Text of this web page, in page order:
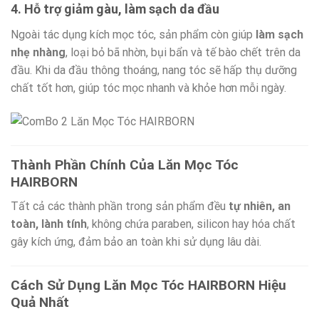
4. Hỗ trợ giảm gàu, làm sạch da đầu
Ngoài tác dụng kích mọc tóc, sản phẩm còn giúp làm sạch
nhẹ nhàng, loại bỏ bã nhờn, bụi bẩn và tế bào chết trên da
đầu. Khi da đầu thông thoáng, nang tóc sẽ hấp thụ dưỡng
chất tốt hơn, giúp tóc mọc nhanh và khỏe hơn mỗi ngày.
Thành Phần Chính Của Lăn Mọc Tóc
HAIRBORN
Tất cả các thành phần trong sản phẩm đều tự nhiên, an
toàn, lành tính, không chứa paraben, silicon hay hóa chất
gây kích ứng, đảm bảo an toàn khi sử dụng lâu dài.
Cách Sử Dụng Lăn Mọc Tóc HAIRBORN Hiệu
Quả Nhất